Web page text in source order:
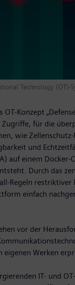
Technology (OT)-
Konzept
für die
wie
und
auf einem
Durch das
Regeln
einfach
vor der
eigenen Werken
IT- und